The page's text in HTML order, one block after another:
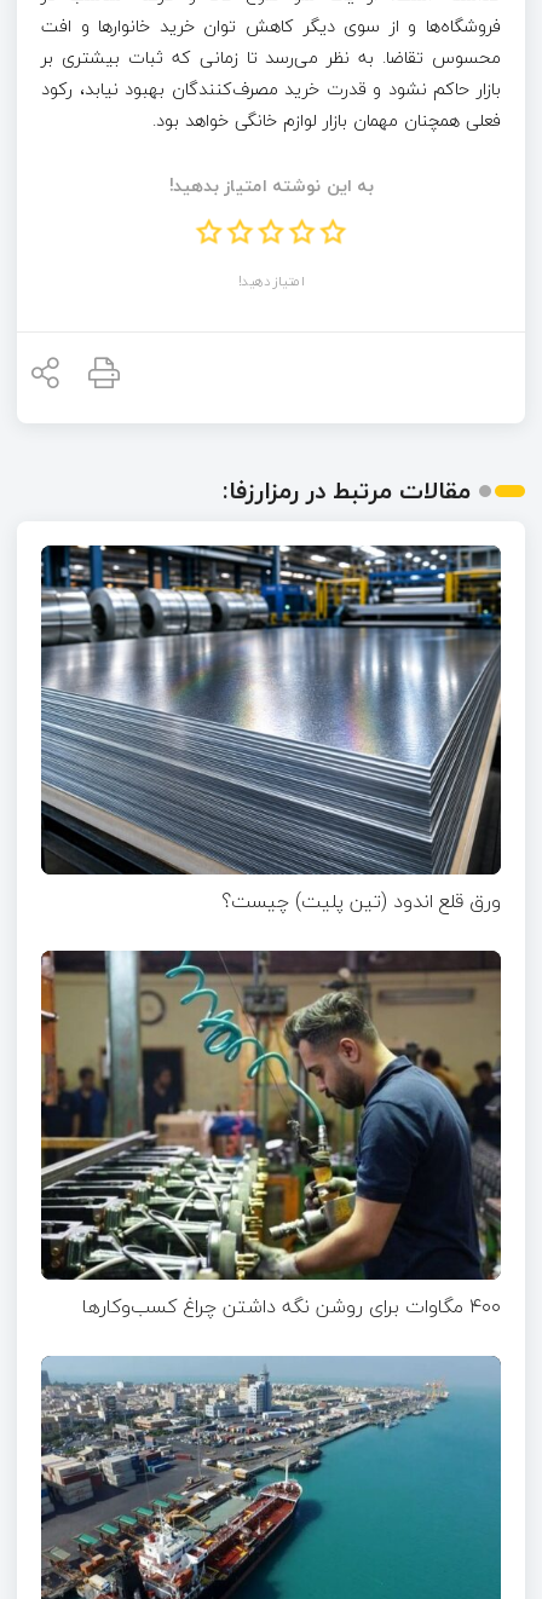
فروشگاه‌ها و از سوی دیگر کاهش توان خرید خانوارها و افت
محسوس تقاضا. به نظر می‌رسد تا زمانی که ثبات بیشتری بر
بازار حاکم نشود و قدرت خرید مصرف‌کنندگان بهبود نیابد، رکود
فعلی همچنان مهمان بازار لوازم خانگی خواهد بود.
به این نوشته امتیاز بدهید!
امتیاز دهید!
مقالات مرتبط در رمزارزفا:
ورق قلع اندود (تین پلیت) چیست؟
۴۰۰ مگاوات برای روشن نگه داشتن چراغ کسب‌وکار‌ها